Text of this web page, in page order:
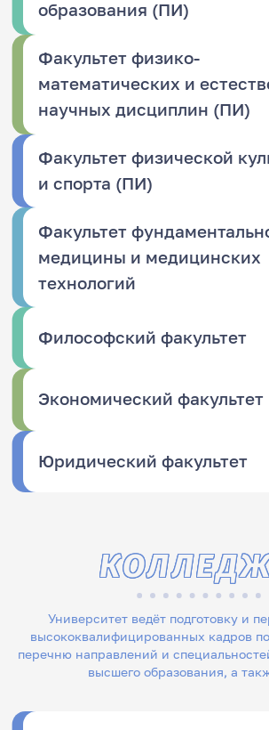
образования (ПИ)
Факультет физико-
математических и
научных дисциплин (ПИ)
Факультет физической
и спорта (ПИ)
Факультет
медицины и медицинских
технологий
Философский факультет
Экономический факультет
Юридический факультет
Университет ведёт подготовку и
высококвалифицированных кадров
перечню направлений и
высшего образования, а